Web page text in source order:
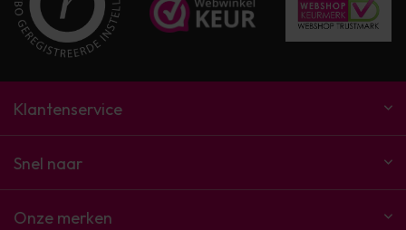
Klantenservice
Snel naar
Onze merken